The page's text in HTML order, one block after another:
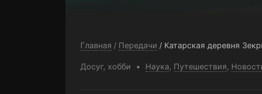
Главная / Передачи / Катарская деревня
Досуг, хобби Наука, Путешествия,